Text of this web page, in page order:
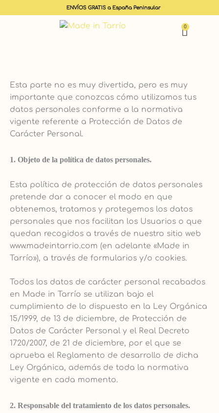
ENVÍOS GRATIS a España Peninsular
0
Esta parte no es muy divertida, pero es muy
importante que conozcas cómo utilizamos tus
datos personales conforme a la normativa
vigente referente a Protección de Datos de
Carácter Personal.
1. Objeto de la política de datos personales.
Esta política de protección de datos personales
pretende dar a conocer el modo en que
obtenemos, tratamos y protegemos los datos
personales que nos facilitan los Usuarios o que
quedan recogidos a través de nuestro sitio web
www.madeintarrio.com (en adelante «Made in
Tarrío»), a través de formularios y/o cookies.
Todos los datos de carácter personal recabados
en Made in Tarrío se utilizan bajo el
cumplimiento de lo dispuesto en la Ley Orgánica
15/1999, de 13 de diciembre, de Protección de
Datos de Carácter Personal y el Real Decreto
1720/2007, de 21 de diciembre, por el que se
aprueba el Reglamento de desarrollo de dicha
Ley Orgánica, además de toda la normativa
vigente en cada momento.
2. Responsable del tratamiento de los datos personales.